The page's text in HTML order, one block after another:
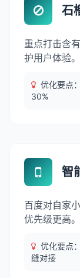
石
重点打击含
护用户体验。
优化要点
30%
智
百度对自家
优先级更高。
优化要点
缝对接